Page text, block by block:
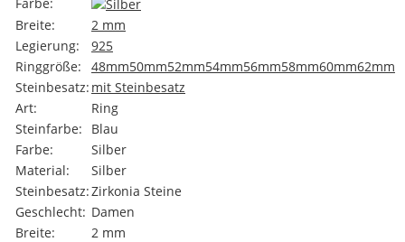
Breite:
2 mm
Legierung:
925
Ringgröße:
48mm50mm52mm54mm56mm58mm60mm62mm
Steinbesatz: mit Steinbesatz
Art:
Ring
Steinfarbe:
Blau
Farbe:
Silber
Material:
Silber
Steinbesatz:Zirkonia Steine
Geschlecht: Damen
Breite:
2 mm